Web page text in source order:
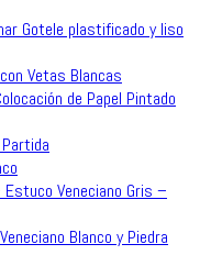
Gotele plastificado y liso
Vetas Blancas
de Papel Pintado
Veneciano Gris –
Blanco y Piedra